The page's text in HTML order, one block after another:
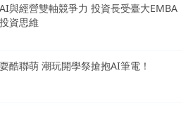
與經營雙軸競爭力 投資長受臺大EMBA
資思維
酷聯萌 潮玩開學祭搶抱AI筆電！